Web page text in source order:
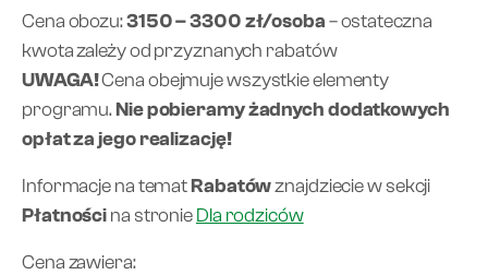
Cena obozu:3150 – 3300 zł/osoba– ostateczna
kwota zależy od przyznanych rabatów
UWAGA!Cena obejmuje wszystkie elementy
programu.Nie pobieramy żadnych dodatkowych
opłat za jego realizację!
Informacje na tematRabatówznajdziecie w sekcji
Płatnościna stronieDla rodziców
Cena zawiera: